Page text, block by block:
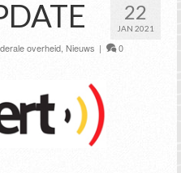
22
JAN 2021
overheid, Nieuws | 0